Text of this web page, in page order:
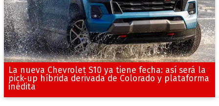
La nueva Chevrolet S10 ya tiene fecha: así será la
pick-up híbrida derivada de Colorado y plataforma
inédita